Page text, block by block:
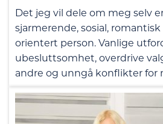
Det jeg vil dele om meg selv
sjarmerende, sosial,
orientert person. Vanlige
ubesluttsomhet, overdrive
andre og unngå konflikter for